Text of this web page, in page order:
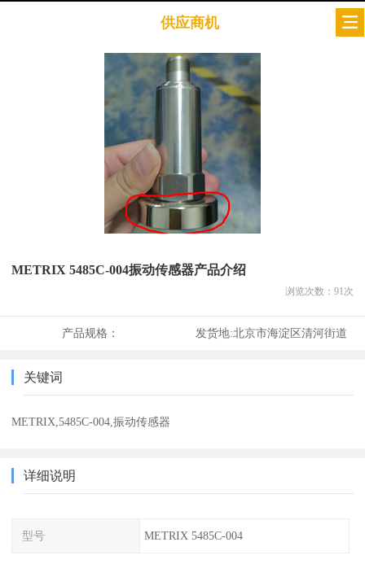
供应商机
METRIX 5485C-004振动传感器产品介绍
浏览次数： 91 次
产品规格： 发货地:北京市海淀区清河街道
关键词
METRIX,5485C-004,振动传感器
详细说明
型号 METRIX 5485C-004